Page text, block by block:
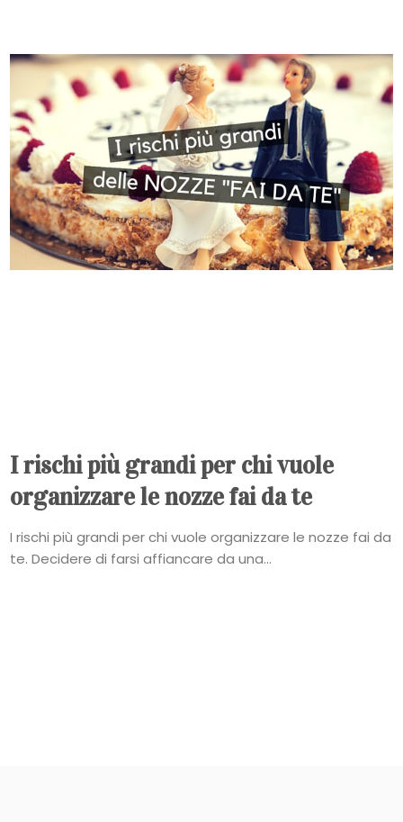
I rischi più grandi per chi vuole
organizzare le nozze fai da te
I rischi più grandi per chi vuole organizzare le nozze fai da
te. Decidere di farsi affiancare da una...